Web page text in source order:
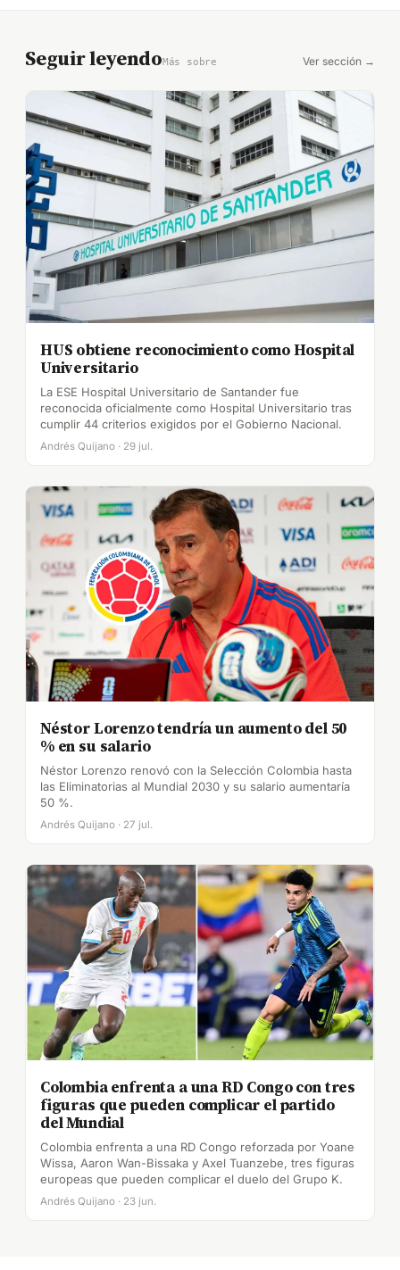
Seguir leyendoMás sobre Ver sección →
HUS obtiene reconocimiento como Hospital
Universitario
La ESE Hospital Universitario de Santander fue
reconocida oficialmente como Hospital Universitario tras
cumplir 44 criterios exigidos por el Gobierno Nacional.
Andrés Quijano · 29 jul.
Néstor Lorenzo tendría un aumento del 50
% en su salario
Néstor Lorenzo renovó con la Selección Colombia hasta
las Eliminatorias al Mundial 2030 y su salario aumentaría
50 %.
Andrés Quijano · 27 jul.
Colombia enfrenta a una RD Congo con tres
figuras que pueden complicar el partido
del Mundial
Colombia enfrenta a una RD Congo reforzada por Yoane
Wissa, Aaron Wan-Bissaka y Axel Tuanzebe, tres figuras
europeas que pueden complicar el duelo del Grupo K.
Andrés Quijano · 23 jun.